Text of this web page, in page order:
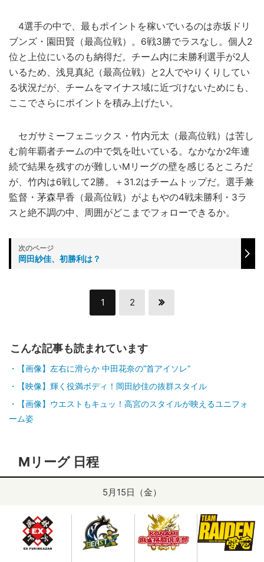
4選手の中で、最もポイントを稼いでいるのは赤坂ドリ
ブンズ・園田賢（最高位戦）。6戦3勝でラスなし。個人2
位と上位にいるのも納得だ。チーム内に未勝利選手が2人
いるため、浅見真紀（最高位戦）と2人でやりくりしてい
る状況だが、チームをマイナス域に近づけないためにも、
ここでさらにポイントを積み上げたい。
セガサミーフェニックス・竹内元太（最高位戦）は苦し
む前年覇者チームの中で気を吐いている。なかなか2年連
続で結果を残すのが難しいMリーグの壁を感じるところだ
が、竹内は6戦して2勝。＋31.2はチームトップだ。選手兼
監督・茅森早香（最高位戦）がよもやの4戦未勝利・3ラ
スと絶不調の中、周囲がどこまでフォローできるか。
岡田紗佳、初勝利は？
1 2
こんな記事も読まれています
【画像】左右に滑らか 中田花奈の“首アイソレ”
【映像】輝く役満ボディ！岡田紗佳の抜群スタイル
【画像】ウエストもキュッ！高宮のスタイルが映えるユニフォ
ーム姿
Mリーグ 日程
5月15日（金）